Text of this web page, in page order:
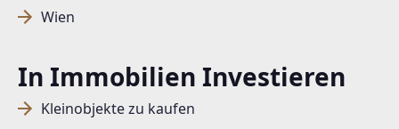
Wien
In Immobilien Investieren
Kleinobjekte zu kaufen
Dieser Filter wird viele Treffer erzeugen. Bitte setzen
Treffer verfeinern
Ich stimme der Verarbeitung meiner Daten, wie
in denDatenschutzbestimmungen